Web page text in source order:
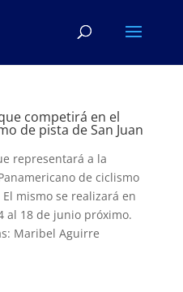
competirá en el
de pista de San Juan
representará a la
de ciclismo
El mismo se realizará en
al 18 de junio próximo.
Maribel Aguirre